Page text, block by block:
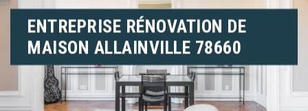
ENTREPRISE RÉNOVATION DE
MAISON ALLAINVILLE 78660